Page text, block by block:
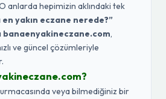
anlarda hepimizin aklındaki tek
en yakın eczane nerede?”
banaenyakineczane.com,
ve güncel çözümleriyle
veya bilmediğiniz bir